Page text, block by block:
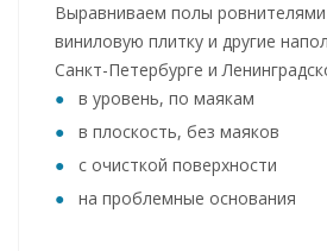
Выравниваем полы
виниловую плитку и другие
Санкт-Петербурге и
в уровень, по маякам
в плоскость, без маяков
с очисткой поверхности
на проблемные основания